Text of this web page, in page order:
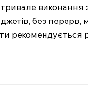
виконання
без
рекомендується